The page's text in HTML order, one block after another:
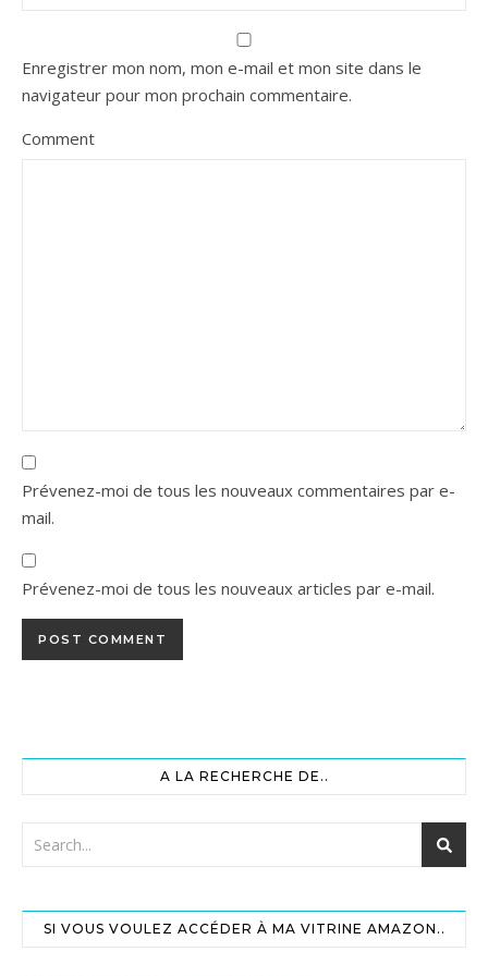
Enregistrer mon nom, mon e-mail et mon site dans le
navigateur pour mon prochain commentaire.
Comment
Prévenez-moi de tous les nouveaux commentaires par e-
mail.
Prévenez-moi de tous les nouveaux articles par e-mail.
A LA RECHERCHE DE..
SI VOUS VOULEZ ACCÉDER À MA VITRINE AMAZON..